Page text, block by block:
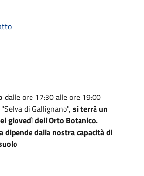
dalle ore 17:30 alle ore 19:00
di Gallignano", si terrà un
giovedì dell'Orto Botanico.
dipende dalla nostra capacità di